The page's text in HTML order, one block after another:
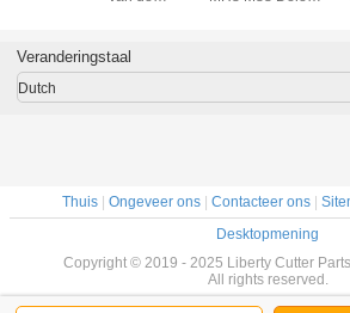
iX9
MH8/M88/MX9/Q80/IH8/IX9
Veranderingstaal
Dutch
Thuis| Ongeveer ons| Contacteer ons|
Desktopmening
Copyright © 2019 - 2025 Liberty Cutter
All rights reserved.